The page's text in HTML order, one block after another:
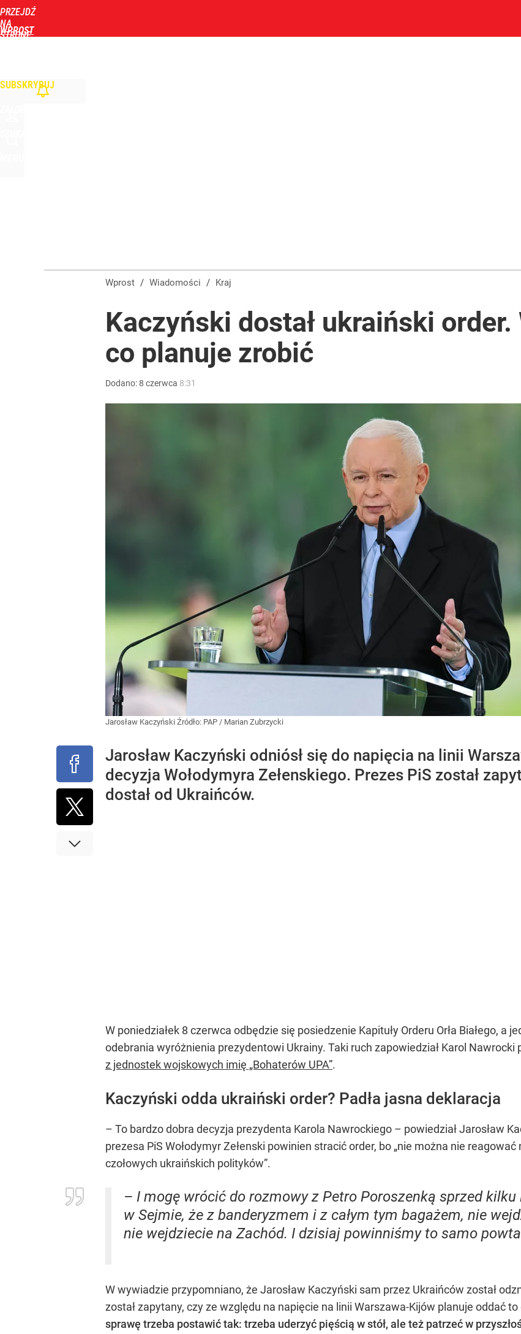
PRZEJDŹ
NA
STRONĘ
WPROST
SUBSKRYBUJ
Wprost / Wiadomości / Kraj
Kaczyński dostał ukraiński order.
co planuje zrobić
Dodano:8 czerwca 8:31
Jarosław Kaczyński Źródło: PAP / Marian Zubrzycki
Jarosław Kaczyński odniósł się do napięcia na linii
decyzja Wołodymyra Zełenskiego. Prezes PiS został
dostał od Ukraińców.
W poniedziałek 8 czerwca odbędzie się posiedzenie Kapituły Orderu Orła Białego,
odebrania wyróżnienia prezydentowi Ukrainy. Taki ruch zapowiedział Karol Nawrocki
z jednostek wojskowych imię „Bohaterów UPA”.
Kaczyński odda ukraiński order? Padła jasna deklaracja
– To bardzo dobra decyzja prezydenta Karola Nawrockiego – powiedział Jarosław
prezesa PiS Wołodymyr Zełenski powinien stracić order, bo „nie można nie
czołowych ukraińskich polityków”.
– I mogę wrócić do rozmowy z Petro Poroszenką sprzed
w Sejmie, że z banderyzmem i z całym tym bagażem, nie
nie wejdziecie na Zachód. I dzisiaj powinniśmy to samo
W wywiadzie przypomniano, że Jarosław Kaczyński sam przez Ukraińców został
został zapytany, czy ze względu na napięcie na linii Warszawa-Kijów planuje oddać
sprawę trzeba postawić tak: trzeba uderzyć pięścią w stół, ale też patrzeć w